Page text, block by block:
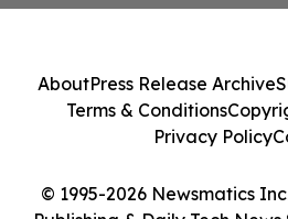
© 1995-2026 Newsmatics
AboutPress Release Archive
Terms & Conditions
Privacy Policy